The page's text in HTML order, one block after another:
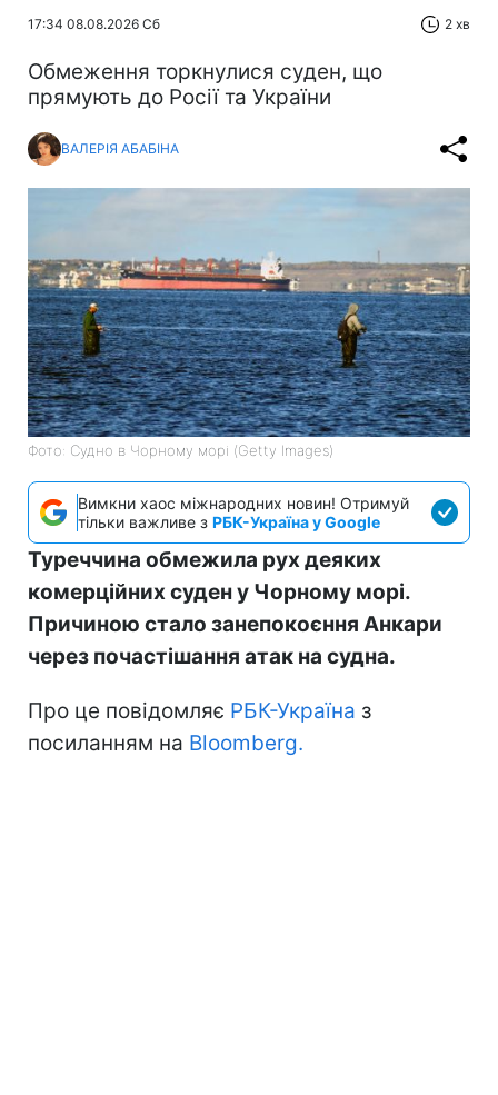
17:34 08.08.2026 Сб 2 хв
Обмеження торкнулися суден, що
прямують до Росії та України
ВАЛЕРІЯ АБАБІНА
Фото: Судно в Чорному морі (Getty Images)
Вимкни хаос міжнародних новин! Отримуй
тільки важливе з РБК-Україна у Google
Туреччина обмежила рух деяких
комерційних суден у Чорному морі.
Причиною стало занепокоєння Анкари
через почастішання атак на судна.
Про це повідомляє РБК-Україна з
посиланням на Bloomberg.